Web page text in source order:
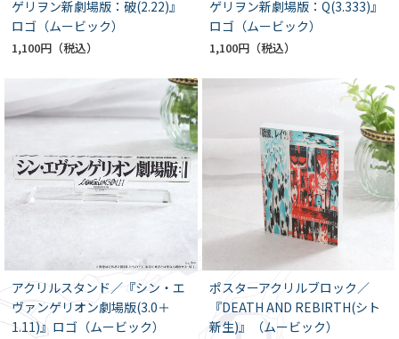
ゲリヲン新劇場版：破(2.22)』
ロゴ（ムービック）
1,100円
ゲリヲン新劇場版：Q(3.333)』
ロゴ（ムービック）
1,100円
アクリルスタンド／『シン・エ
ヴァンゲリオン劇場版(3.0＋
1.11)』ロゴ（ムービック）
ポスターアクリルブロック／
『DEATH AND REBIRTH(シト
新生)』（ムービック）